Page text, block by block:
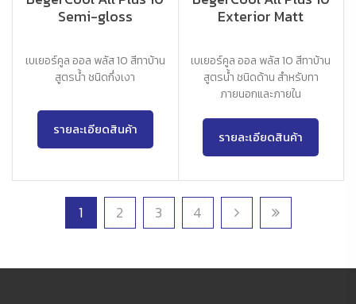
Semi-gloss
เบเยอร์คูล ออล พลัส 10 สีทาบ้าน
สูตรน้ำ ชนิดกึ่งเงา
รายละเอียดสินค้า
Exterior Matt
เบเยอร์คูล ออล พลัส 10 สีทาบ้าน
สูตรน้ำ ชนิดด้าน สำหรับทา
ภายนอกและภายใน
รายละเอียดสินค้า
1 2 3 4